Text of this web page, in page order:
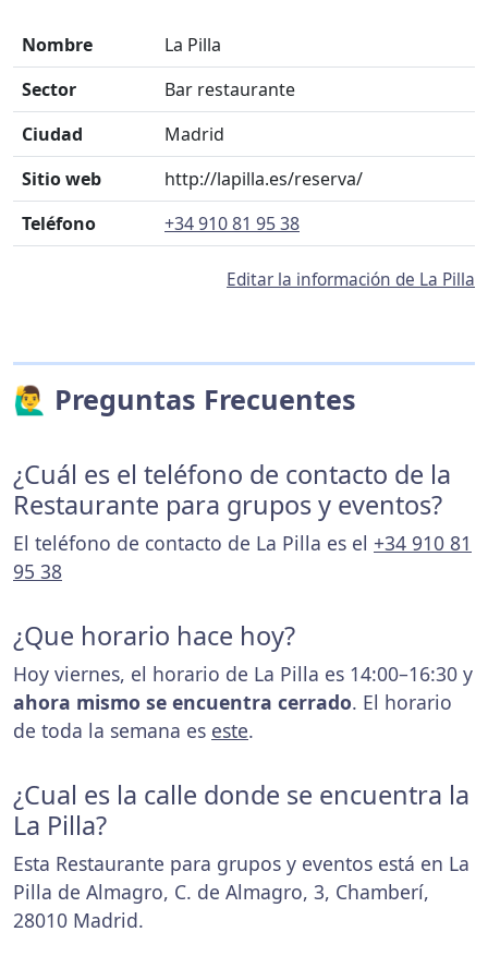
Nombre
La Pilla
Sector
Bar restaurante
Ciudad
Madrid
Sitio web
http://lapilla.es/reserva/
Teléfono
+34 910 81 95 38
Editar la información de La Pilla
🙋‍♂️ Preguntas Frecuentes
¿Cuál es el teléfono de contacto de la
Restaurante para grupos y eventos?
El teléfono de contacto de La Pilla es el +34 910 81
95 38
¿Que horario hace hoy?
Hoy viernes, el horario de La Pilla es 14:00–16:30 y
ahora mismo se encuentra cerrado. El horario
de toda la semana es este.
¿Cual es la calle donde se encuentra la
La Pilla?
Esta Restaurante para grupos y eventos está en La
Pilla de Almagro, C. de Almagro, 3, Chamberí,
28010 Madrid.